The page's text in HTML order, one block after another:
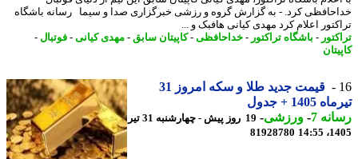
کرد. - به گزارش گروه و رزشی خبرگزاری صدا و سیما رسانه باشگاه
اعلام کرد مهدی کیانی هافبک و ...
-باشگاه تراکتور -خداحافظی-کاپیتان سابق-مهدی کیانی-فوتبال-
قیمت جدید طلا و سکه امروز 31
+ جدول
7
-ورزشی-
19 روز پیش - چهارشنبه 31 تیر
81928780